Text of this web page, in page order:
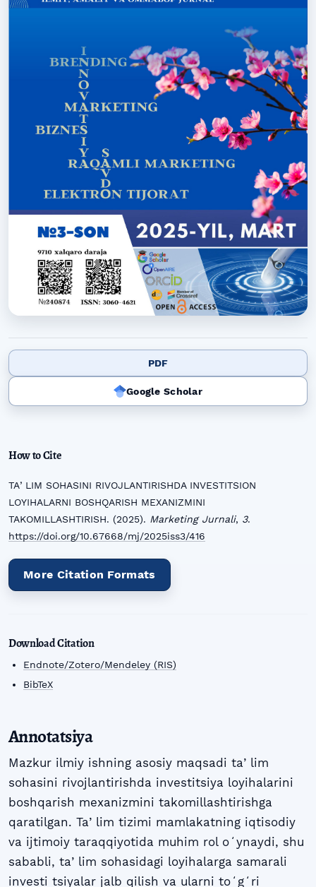
PDF
Google Scholar
How to Cite
TAʼLIM SOHASINI RIVOJLANTIRISHDA INVESTITSION
LOYIHALARNI BOSHQARISH MEXANIZMINI
TAKOMILLASHTIRISH. (2025). Marketing Jurnali, 3.
https://doi.org/10.67668/mj/2025iss3/416
More Citation Formats
Download Citation
Endnote/Zotero/Mendeley (RIS)
BibTeX
Annotatsiya
Mazkur ilmiy ishning asosiy maqsadi taʼlim
sohasini rivojlantirishda investitsiya loyihalarini
boshqarish mexanizmini takomillashtirishga
qaratilgan. Taʼlim tizimi mamlakatning iqtisodiy
va ijtimoiy taraqqiyotida muhim rol oʻynaydi, shu
sababli, taʼlim sohasidagi loyihalarga samarali
investi tsiyalar jalb qilish va ularni toʻgʻri